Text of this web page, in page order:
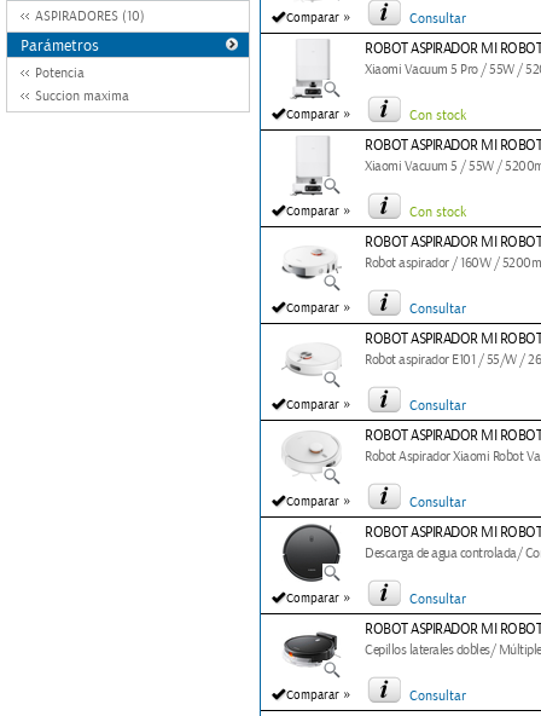
ASPIRADORES (10)
Parámetros
Potencia
Succion maxima
Comparar » Consultar
Comparar »
ROBOT ASPIRADOR MI
Xiaomi Vacuum 5 Pro / 55W /
Con stock
Comparar »
ROBOT ASPIRADOR MI
Xiaomi Vacuum 5 / 55W /
Con stock
Comparar »
ROBOT ASPIRADOR MI
Robot aspirador / 160W /
Consultar
Comparar »
ROBOT ASPIRADOR MI
Robot aspirador E101 / 55/W /
Consultar
Comparar »
ROBOT ASPIRADOR MI
Robot Aspirador Xiaomi Robot
Consultar
Comparar »
ROBOT ASPIRADOR MI
Descarga de agua controlada/
Consultar
Comparar »
ROBOT ASPIRADOR MI
Cepillos laterales dobles/
Consultar